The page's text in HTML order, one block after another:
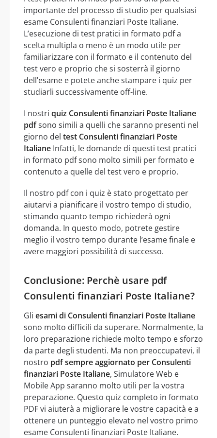
importante del processo di studio per qualsiasi
esame Consulenti finanziari Poste Italiane.
L’esecuzione di test pratici in formato pdf a
scelta multipla o meno è un modo utile per
familiarizzare con il formato e il contenuto del
test vero e proprio che si sosterrà il giorno
dell’esame e potete anche stampare i quiz per
studiarli successivamente off-line.
I nostri quiz Consulenti finanziari Poste Italiane
pdfsono simili a quelli che saranno presenti nel
giorno del test Consulenti finanziari Poste
Italiane Infatti, le domande di questi test pratici
in formato pdf sono molto simili per formato e
contenuto a quelle del test vero e proprio.
Il nostro pdf con i quiz è stato progettato per
aiutarvi a pianificare il vostro tempo di studio,
stimando quanto tempo richiederà ogni
domanda. In questo modo, potrete gestire
meglio il vostro tempo durante l’esame finale e
avere maggiori possibilità di successo.
Conclusione: Perchè usare pdf
Consulenti finanziari Poste Italiane?
Gli esami di Consulenti finanziari Poste Italiane
sono molto difficili da superare. Normalmente, la
loro preparazione richiede molto tempo e sforzo
da parte degli studenti. Ma non preoccupatevi, il
nostro pdf sempre aggiornato per Consulenti
finanziari Poste Italiane, Simulatore Web e
Mobile App saranno molto utili per la vostra
preparazione. Questo quiz completo in formato
PDF vi aiuterà a migliorare le vostre capacità e a
ottenere un punteggio elevato nel vostro primo
esame Consulenti finanziari Poste Italiane.